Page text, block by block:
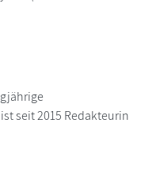
seit 2015 Redakteurin